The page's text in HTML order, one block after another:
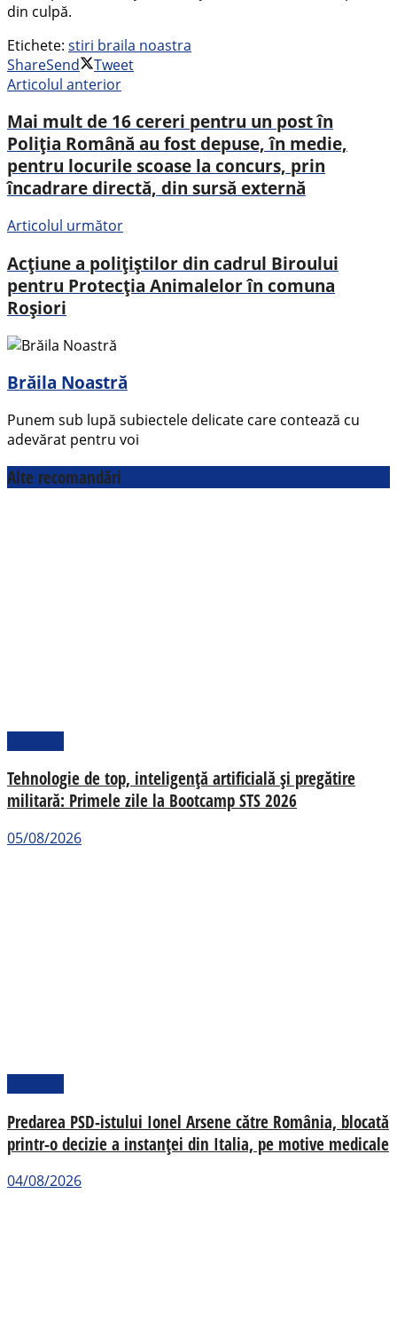
din culpă.
Etichete: stiri braila noastra
ShareSend
Tweet
Articolul anterior
Mai mult de 16 cereri pentru un post în
Poliția Română au fost depuse, în medie,
pentru locurile scoase la concurs, prin
încadrare directă, din sursă externă
Articolul următor
Acțiune a polițiștilor din cadrul Biroului
pentru Protecția Animalelor în comuna
Roșiori
Brăila Noastră
Punem sub lupă subiectele delicate care contează cu
adevărat pentru voi
Alte recomandări
Tehnologie de top, inteligență artificială și pregătire
militară: Primele zile la Bootcamp STS 2026
05/08/2026
Predarea PSD-istului Ionel Arsene către România, blocată
printr-o decizie a instanței din Italia, pe motive medicale
04/08/2026